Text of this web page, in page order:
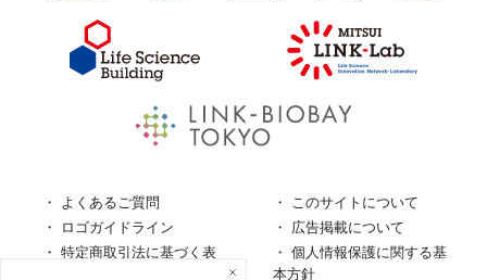
よくあるご質問
このサイトについて
ロゴガイドライン
広告掲載について
特定商取引法に基づく表
個人情報保護に関する基
本方針